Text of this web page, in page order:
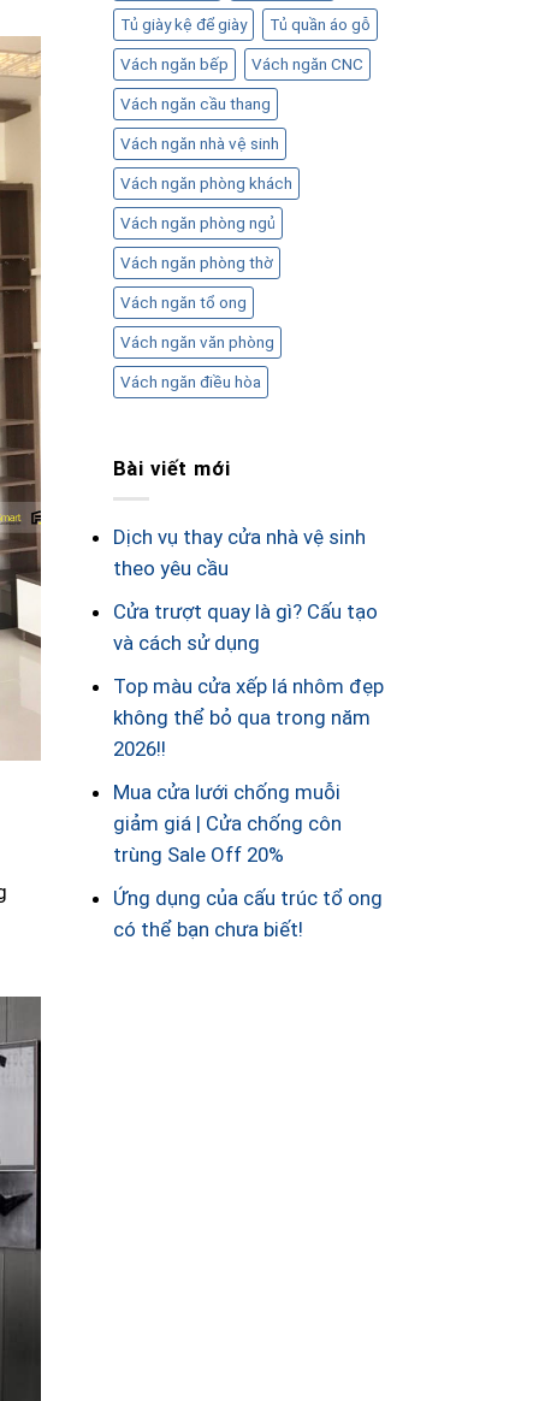
Tủ giày kệ để giày Tủ quần áo gỗ
Vách ngăn bếp Vách ngăn CNC
Vách ngăn cầu thang
Vách ngăn nhà vệ sinh
Vách ngăn phòng khách
Vách ngăn phòng ngủ
Vách ngăn phòng thờ
Vách ngăn tổ ong
Vách ngăn văn phòng
Vách ngăn điều hòa
Bài viết mới
Dịch vụ thay cửa nhà vệ sinh
theo yêu cầu
Cửa trượt quay là gì? Cấu tạo
và cách sử dụng
Top màu cửa xếp lá nhôm đẹp
không thể bỏ qua trong năm
2026!!
Mua cửa lưới chống muỗi
giảm giá | Cửa chống côn
trùng Sale Off 20%
Ứng dụng của cấu trúc tổ ong
có thể bạn chưa biết!